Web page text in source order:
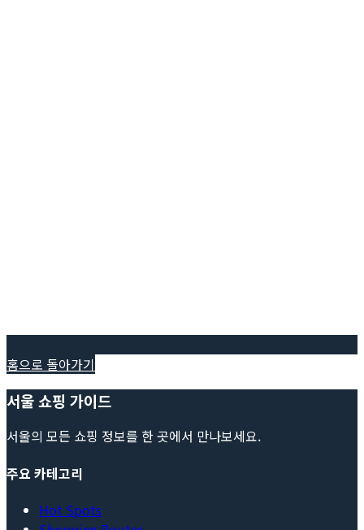
홈으로 돌아가기
서울 쇼핑 가이드
서울의 모든 쇼핑 정보를 한 곳에서 만나보세요.
주요 카테고리
Hot Spots